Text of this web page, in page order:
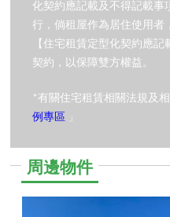
化契約應記載及不得記載事
行，倘租屋作為居住使用者
【住宅租賃定型化契約應
契約，以保障雙方權益。
*有關住宅租賃相關法規及
例專區 」
周邊物件